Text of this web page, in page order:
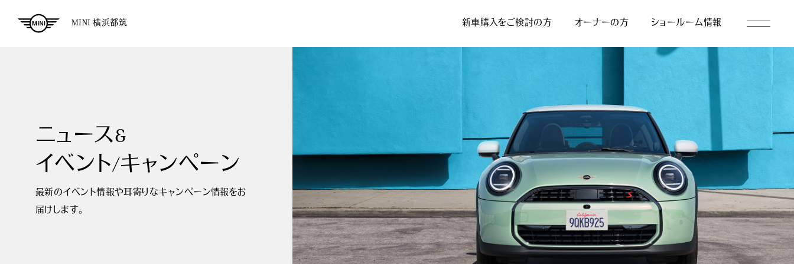
MINI 横浜都筑 新車購入をご検討の方 オーナーの方 ショールーム情報
ニュース&
イベント/キャンペーン
最新のイベント情報や耳寄りなキャンペーン情報をお
届けします。